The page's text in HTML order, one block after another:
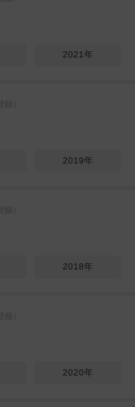
2021年
2019年
2018年
2020年